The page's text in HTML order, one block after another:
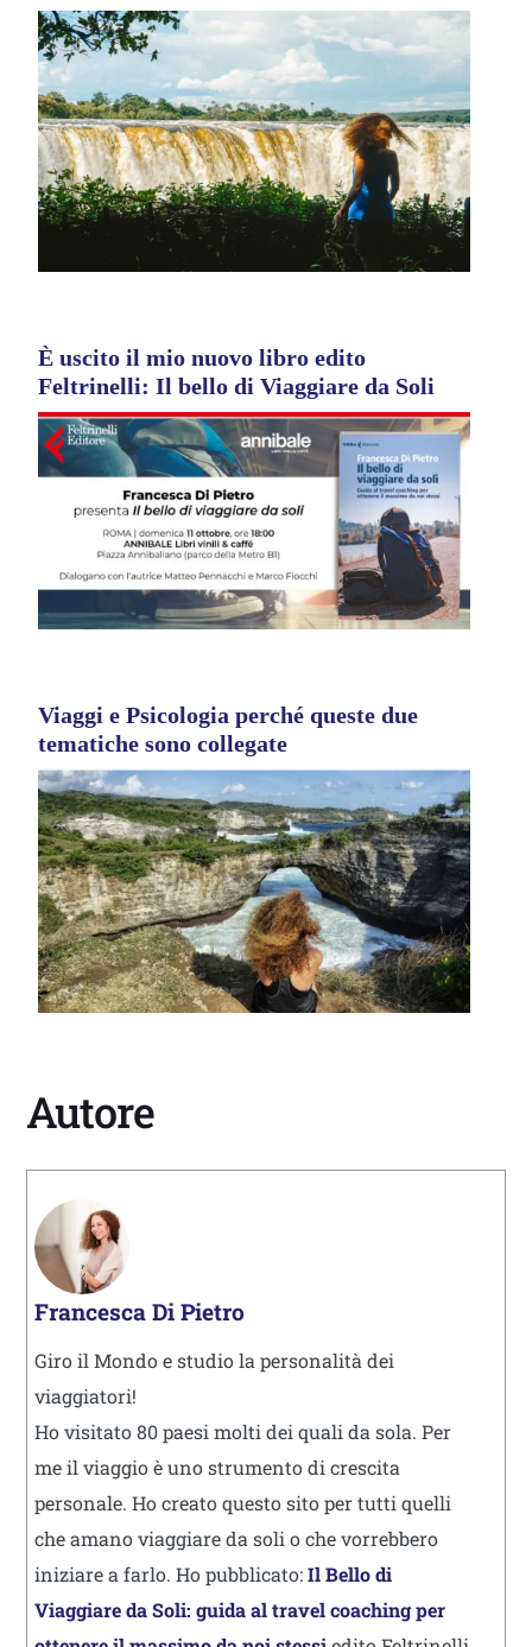
È uscito il mio nuovo libro edito
Feltrinelli: Il bello di Viaggiare da Soli
Viaggi e Psicologia perché queste due
tematiche sono collegate
Autore
Francesca Di Pietro
Giro il Mondo e studio la personalità dei
viaggiatori!
Ho visitato 80 paesi molti dei quali da sola. Per
me il viaggio è uno strumento di crescita
personale. Ho creato questo sito per tutti quelli
che amano viaggiare da soli o che vorrebbero
iniziare a farlo. Ho pubblicato:Il Bello di
Viaggiare da Soli: guida al travel coaching per